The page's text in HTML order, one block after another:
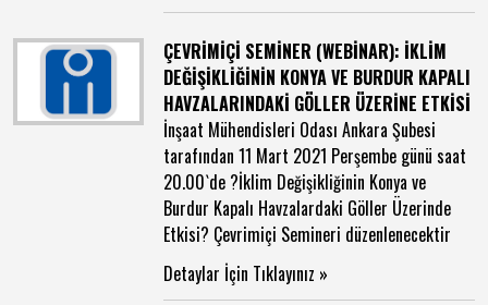
ÇEVRİMİÇİ SEMİNER (WEBİNAR): İKLİM
DEĞİŞİKLİĞİNİN KONYA VE BURDUR KAPALI
HAVZALARINDAKİ GÖLLER ÜZERİNE ETKİSİ
İnşaat Mühendisleri Odası Ankara Şubesi
tarafından 11 Mart 2021 Perşembe günü saat
20.00`de ?İklim Değişikliğinin Konya ve
Burdur Kapalı Havzalardaki Göller Üzerinde
Etkisi? Çevrimiçi Semineri düzenlenecektir
Detaylar İçin Tıklayınız »